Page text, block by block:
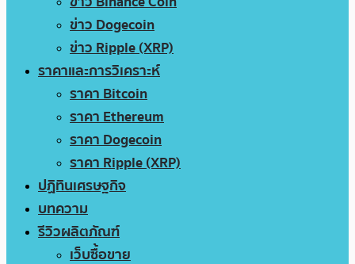
ข่าว Dogecoin
ข่าว Ripple (XRP)
ราคาและการวิเคราะห์
ราคา Bitcoin
ราคา Ethereum
ราคา Dogecoin
ราคา Ripple (XRP)
ปฏิทินเศรษฐกิจ
บทความ
รีวิวผลิตภัณฑ์
เว็บซื้อขาย